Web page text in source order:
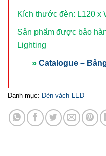
Kích thước đèn: L120 x
Sản phẩm được bảo
Lighting
» Catalogue –
Danh mục: Đèn vách LED